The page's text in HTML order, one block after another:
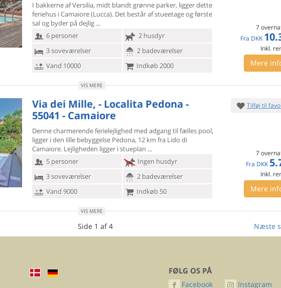
I bakkerne af Versilia, midt blandt grønne parker, ligger dette
feriehus iCamaiore (Lucca). Det består af stueetage og første
sal og byder på dejlig
6 personer
2 husdyr
3 soveværelser
2 badeværelser
Vand 10000
Indkøb 2000
7
Fra DKK
Inkl.
Mere
VIS MERE
Via dei Mille, - Localita Pedona -
55041 - Camaiore
Denne charmerende ferielejlighed med adgang til fælles pool,
ligger i den lille bebyggelse Pedona, 12 km fra Lido di
Camaiore. Lejligheden ligger i stueplan
5 personer
Ingen husdyr
3 soveværelser
2 badeværelser
Vand 9000
Indkøb 50
Tilføj til
7
Fra DKK
Inkl.
Mere
VIS MERE
Side 1 af 4 Næste
FØLG OS PÅ
Facebook Instagram